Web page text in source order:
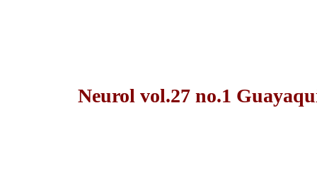
Neurol vol.27 no.1